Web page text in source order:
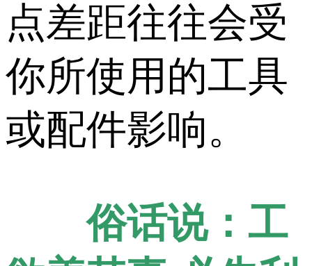
点差距往往会受
你所使用的工具
或配件影响。
俗话说：工